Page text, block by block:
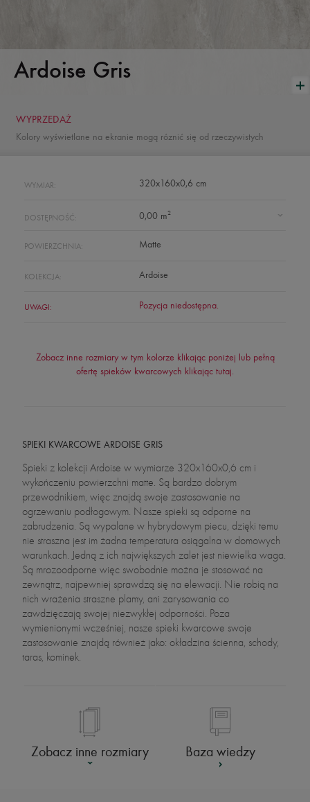
Ardoise Gris
WYPRZEDAŻ
Kolory wyświetlane na ekranie mogą róznić się od rzeczywistych
WYMIAR: 320x160x0,6 cm
DOSTĘPNOŚĆ: 0,00 m2
POWIERZCHNIA: Matte
KOLEKCJA: Ardoise
UWAGI: Pozycja niedostępna.
Zobacz inne rozmiary w tym kolorze klikając poniżej lub pełną
ofertę spieków kwarcowych klikając tutaj.
SPIEKI KWARCOWE ARDOISE GRIS
Spieki z kolekcji Ardoise w wymiarze 320x160x0,6 cm i
wykończeniu powierzchni matte. Są bardzo dobrym
przewodnikiem, więc znajdą swoje zastosowanie na
ogrzewaniu podłogowym. Nasze spieki są odporne na
zabrudzenia. Są wypalane w hybrydowym piecu, dzięki temu
nie straszna jest im żadna temperatura osiągalna w domowych
warunkach. Jedną z ich największych zalet jest niewielka waga.
Są mrozoodporne więc swobodnie można je stosować na
zewnątrz, najpewniej sprawdzą się na elewacji. Nie robią na
nich wrażenia straszne plamy, ani zarysowania co
zawdzięczają swojej niezwykłej odporności. Poza
wymienionymi wcześniej, nasze spieki kwarcowe swoje
zastosowanie znajdą również jako: okładzina ścienna, schody,
taras, kominek.
Zobacz inne rozmiary Baza wiedzy